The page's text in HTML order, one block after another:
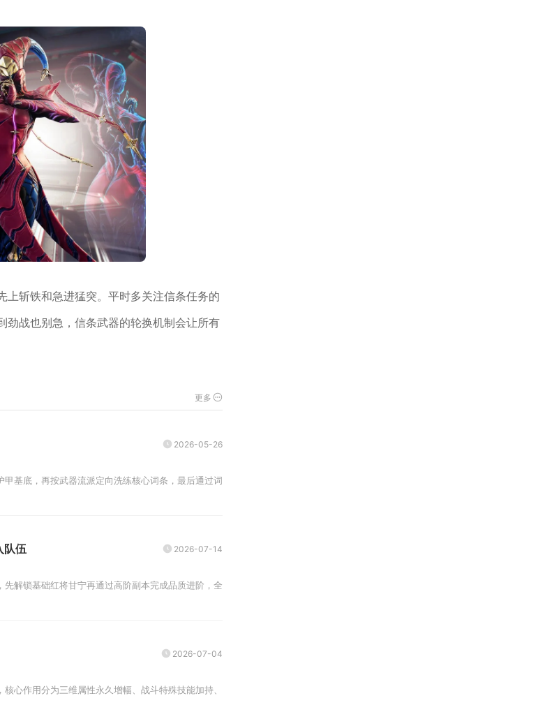
斩铁和急进猛突。平时多关注信条任务的
劲战也别急，信条武器的轮换机制会让所有
更多
2026-05-26
基底，再按武器流派定向洗练核心词条，最后通过词条联动与资源分配实现攻防属性最...
队伍 2026-07-14
解锁基础红将甘宁再通过高阶副本完成品质进阶，全部流程覆盖等级门槛、副本通关、...
2026-07-04
心作用分为三维属性永久增幅、战斗特殊技能加持、阵容体系补足短板、长线战力分层...